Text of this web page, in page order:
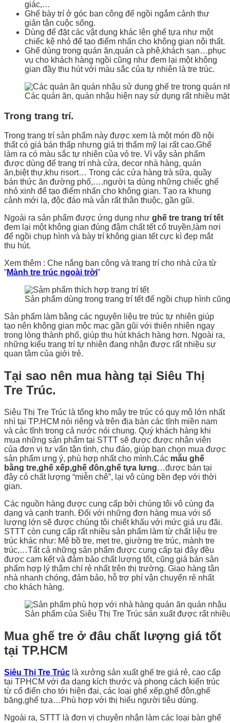
giác,…
Ghế bày trí ở góc ban công để ngồi ngắm cảnh thư
giản tận cuộc sống.
Dùng để đặt các vật dụng khác lên ghế tựa như một
chiếc kệ nhỏ để tạo điểm nhấn cho không gian nội thất.
Ghế dùng trong quán ăn,quán cà phê,khách sạn…phục
vụ cho khách hàng ngồi cũng như đem lại một không
gian đầy thu hút với màu sắc của tự nhiên là tre trúc.
Các quán ăn, quán nhậu hiện nay sử dụng rất nhiều
Trong trang trí.
Trong trang trí sản phẩm này được xem là một món đồ nội
thất có giá bán thấp nhưng giá trị thẩm mỹ lại rất cao.Ghế
làm ra có màu sắc tự nhiên của vỏ tre. Vì vậy sản phẩm
được dùng để trang trí nhà cửa, decor nhà hàng, quán
ăn,biệt thự,khu risort… Trong các cửa hàng trà sữa, quầy
bán thức ăn đường phố,….người ta dùng những chiếc ghế
nhỏ xinh để tạo điểm nhấn cho không gian. Tạo ra khung
cảnh mới lạ, độc đáo mà vẫn rất thân thuộc, gần gũi.
Ngoài ra sản phẩm được ứng dụng như ghế tre trang trí tết
đem lại một không gian đúng đậm chất tết cổ truyền,làm nơi
để ngồi chụp hình và bày trí không gian tết cực kì đẹp mắt
thu hút.
Xem thêm : Che nắng ban công và trang trí cho nhà cửa từ
”Mành tre trúc ngoài trời”
Sản phẩm dùng trong trang trí tết để ngồi chụp hình
Sản phẩm làm bằng các nguyên liệu tre trúc tự nhiên giúp
tạo nên không gian mộc mạc gần gũi với thiên nhiên ngay
trong lòng thành phố, giúp thu hút khách hàng hơn. Ngoài ra,
những kiểu trang trí tự nhiên đang nhận được rất nhiều sự
quan tâm của giới trẻ.
Tại sao nên mua hàng tại Siêu Thị
Tre Trúc.
Siêu Thị Tre Trúc là tổng kho mây tre trúc có quy mô lớn nhất
nhì tại TP.HCM nói riêng và trên địa bàn các tĩnh miền nam
và các tĩnh trong cả nước nói chung. Quý khách hàng khi
mua những sản phẩm tại STTT sẽ được được nhân viên
của đơn vị tư vấn tận tình, chu đáo, giúp bạn chọn mua được
sản phẩm ưng ý, phù hợp nhất cho mình.Các mẫu ghế
bằng tre,ghế xếp,ghế đôn,ghế tựa lưng…được bán tại
đây có chất lượng “miễn chê”, lại vô cùng bền đẹp với thời
gian.
Các nguồn hàng được cung cấp bởi chúng tôi vô cùng đa
dạng và cạnh tranh. Đối với những đơn hàng mua với số
lượng lớn sẽ được chúng tôi chiết khấu với mức giá ưu đãi.
STTT còn cung cấp rất nhiều sản phẩm làm từ chất liệu tre
trúc khác như: Mê bồ tre, mẹt tre, giường tre trúc, mành tre
trúc,…Tất cả những sản phẩm được cung cấp tại đây đều
được cam kết và đảm bảo chất lượng tốt, cũng giá bán sản
phẩm hợp lý thậm chí rẻ nhất trên thị trường. Giao hàng tận
nhà nhanh chóng, đảm bảo, hỗ trợ phí vận chuyển rẻ nhất
cho khách hàng.
Sản phẩm của Siêu Thị Tre Trúc sản xuất được rất
Mua ghế tre ở đâu chất lượng giá tốt
tại TP.HCM
Siêu Thị Tre Trúc là xưởng sản xuất ghế tre giá rẻ, cao cấp
tại TPHCM với đa dạng kích thước và phong cách kiến trúc
từ cổ điển cho tới hiện đại, các loại ghế xếp,ghế đôn,ghế
băng,ghế tựa…Phù hợp với thị hiếu người tiêu dùng.
Ngoài ra, STTT là đơn vị chuyên nhận làm các loại bàn ghế